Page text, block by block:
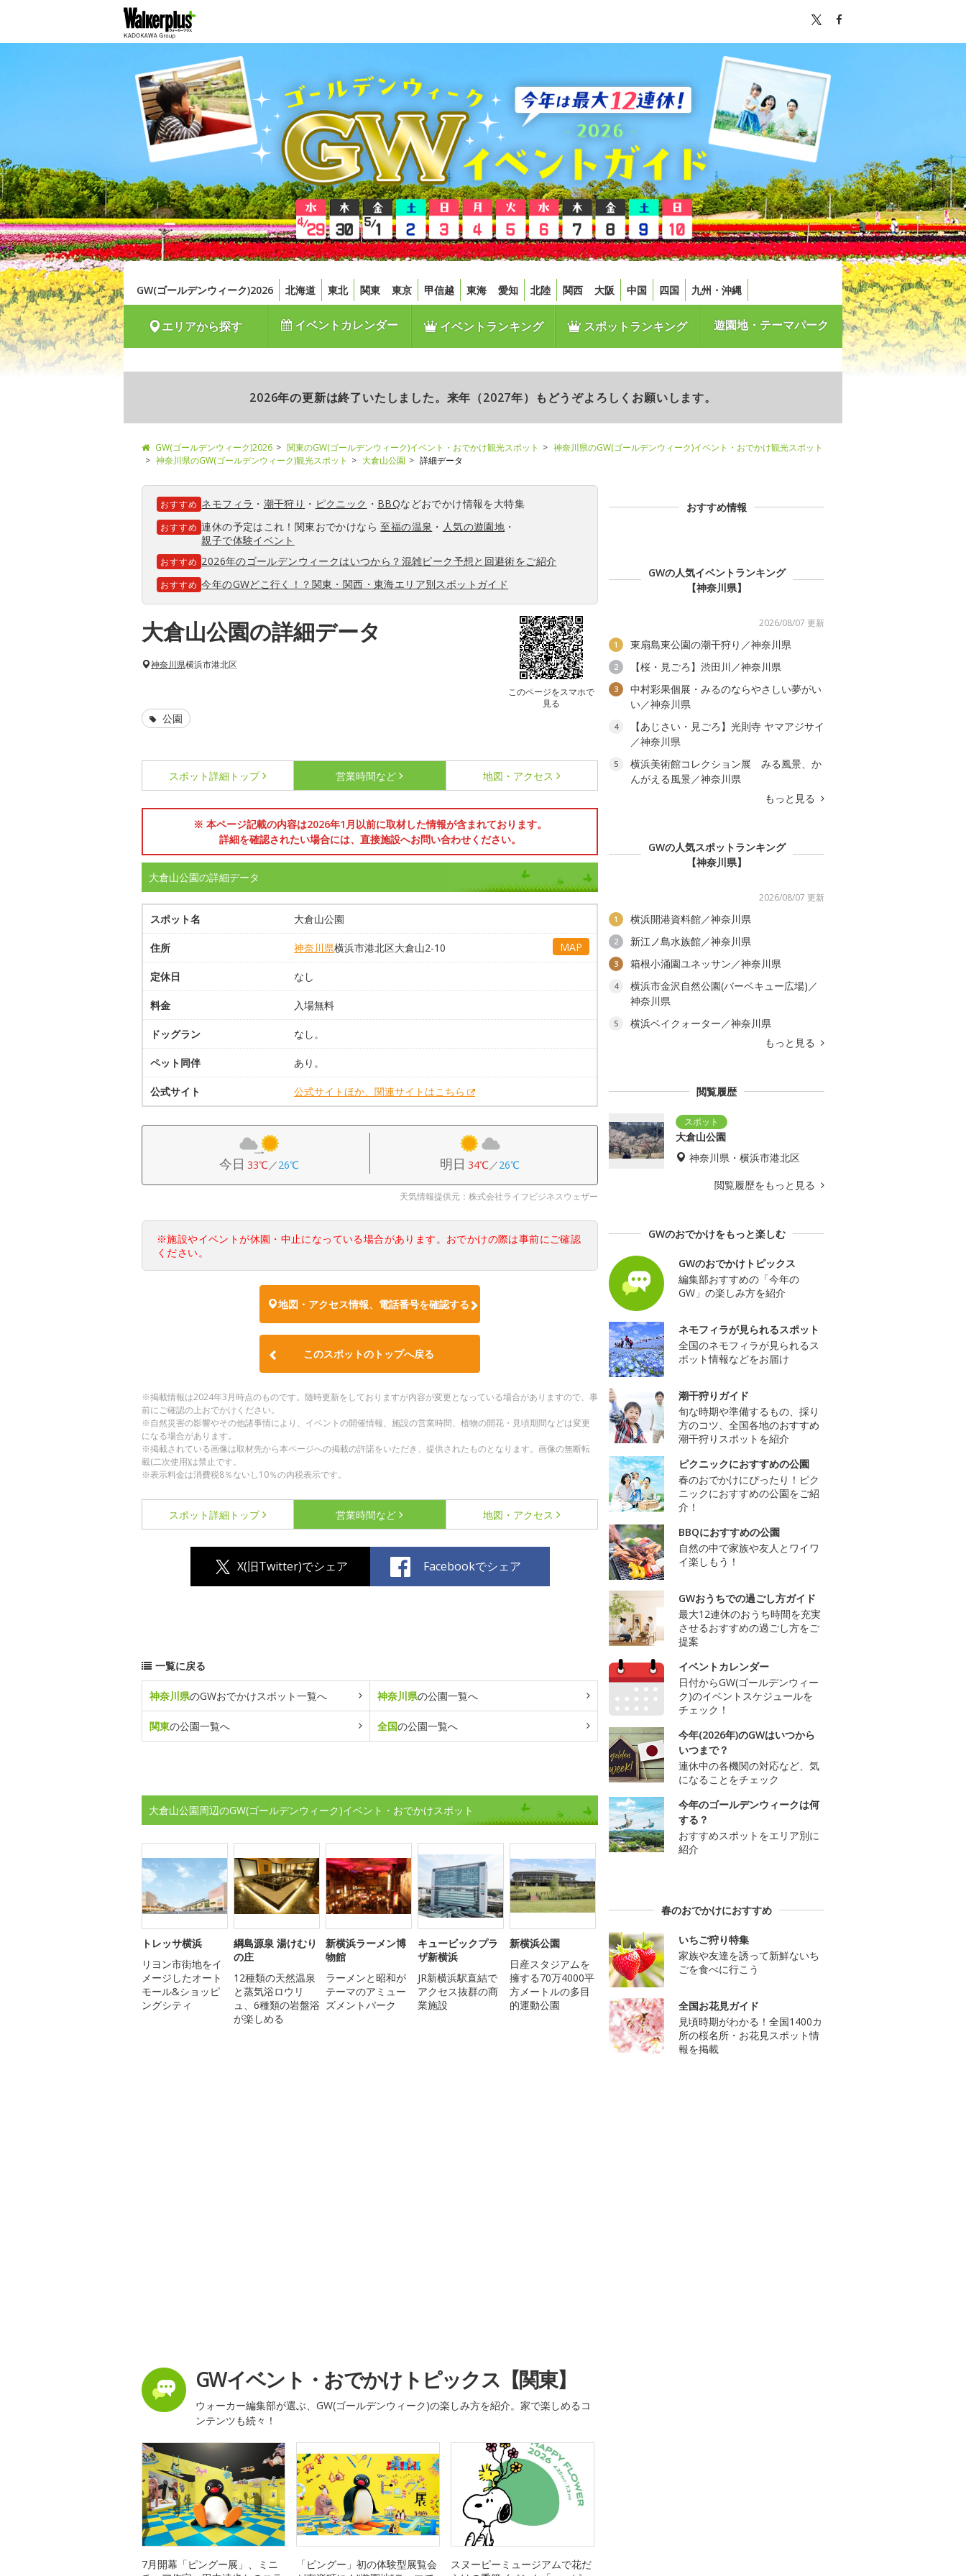
GW(ゴールデンウィーク)2026 北海道 東北 関東 東京 甲信越 東海 愛知 北陸 関西 大阪 中国 四国 九州・沖縄
エリアから探す イベントカレンダー イベントランキング スポットランキング 遊園地・テーマパーク
2026年の更新は終了いたしました。来年（2027年）もどうぞよろしくお願いします。
GW(ゴールデンウィーク)2026 関東のGW(ゴールデンウィーク)イベント・おでかけ観光スポット
神奈川県のGW(ゴールデンウィーク)イベント・おでかけ観光スポット
神奈川県のGW(ゴールデンウィーク)観光スポット
大倉山公園 詳細データ
おすすめ ネモフィラ ・ 潮干狩り ・ ピクニック ・ BBQなどおでかけ情報を大特集
おすすめ 連休の予定はこれ！関東おでかけなら至福の温泉 ・ 人気の遊園地 ・
親子で体験イベント
おすすめ 2026年のゴールデンウィークはいつから？混雑ピーク予想と回避術をご紹介
おすすめ 今年のGWどこ行く！？関東・関西・東海エリア別スポットガイド
大倉山公園の詳細データ
このページをスマホで
見る
神奈川県横浜市港北区
公園
スポット詳細 トップ 営業時間など 地図・アクセス
※ 本ページ記載の内容は2026年1月以前に取材した情報が含まれております。
詳細を確認されたい場合には、直接施設へお問い合わせください。
大倉山公園の詳細データ
スポット名 大倉山公園
住所 神奈川県横浜市港北区大倉山2-10 MAP
定休日 なし
料金 入場無料
ドッグラン なし。
ペット同伴 あり。
公式サイト 公式サイトほか、関連サイトはこちら
今日 33℃／26℃ 明日 34℃／26℃
天気情報提供元：株式会社ライフビジネスウェザー
※施設やイベントが休園・中止になっている場合があります。おでかけの際は事前にご確認
ください。
地図・アクセス情報、電話番号を確認する
このスポットのトップへ戻る
※掲載情報は2024年3月時点のものです。随時更新をしておりますが内容が変更となっている場合がありますので、事
前にご確認の上おでかけください。
※自然災害の影響やその他諸事情により、イベントの開催情報、施設の営業時間、植物の開花・見頃期間などは変更
になる場合があります。
※掲載されている画像は取材先から本ページへの掲載の許諾をいただき、提供されたものとなります。画像の無断転
載(二次使用)は禁止です。
※表示料金は消費税8％ないし10％の内税表示です。
スポット詳細 トップ 営業時間など 地図・アクセス
X(旧Twitter)でシェア Facebookでシェア
一覧に戻る
神奈川県のGWおでかけスポット一覧へ 神奈川県の公園一覧へ
関東の公園一覧へ 全国の公園一覧へ
大倉山公園周辺のGW(ゴールデンウィーク)イベント・おでかけスポット
トレッサ横浜
リヨン市街地をイ
メージしたオート
モール&ショッピ
ングシティ
綱島源泉 湯けむり
の庄
12種類の天然温泉
と蒸気浴ロウリ
ュ、6種類の岩盤浴
が楽しめる
新横浜ラーメン博
物館
ラーメンと昭和が
テーマのアミュー
ズメントパーク
キュービックプラ
ザ新横浜
JR新横浜駅直結で
アクセス抜群の商
業施設
新横浜公園
日産スタジアムを
擁する70万4000平
方メートルの多目
的運動公園
GWイベント・おでかけトピックス【関東】
ウォーカー編集部が選ぶ、GW(ゴールデンウィーク)の楽しみ方を紹介。家で楽しめるコ
ンテンツも続々！
7月開幕「ピングー展」、ミニ
「ピングー」初の体験型展覧会
スヌーピーミュージアムで花だ
おすすめ情報
GWの人気イベントランキング
【神奈川県】
2026/08/07 更新
1 東扇島東公園の潮干狩り／神奈川県
2 【桜・見ごろ】渋田川／神奈川県
3
中村彩果個展・みるのならやさしい夢がい
い／神奈川県
4
【あじさい・見ごろ】光則寺 ヤマアジサイ
／神奈川県
5
横浜美術館コレクション展 みる風景、か
んがえる風景／神奈川県
もっと見る
GWの人気スポットランキング
【神奈川県】
2026/08/07 更新
1 横浜開港資料館／神奈川県
2 新江ノ島水族館／神奈川県
3 箱根小涌園ユネッサン／神奈川県
4
横浜市金沢自然公園(バーベキュー広場)／
神奈川県
5
横浜ベイクォーター／神奈川県
もっと見る
閲覧履歴
大倉山公園
神奈川県・横浜市港北区
閲覧履歴をもっと見る
GWのおでかけをもっと楽しむ
GWのおでかけトピックス
編集部おすすめの「今年の
GW」の楽しみ方を紹介
ネモフィラが見られるスポット
全国のネモフィラが見られるス
ポット情報などをお届け
潮干狩りガイド
旬な時期や準備するもの、採り
方のコツ、全国各地のおすすめ
潮干狩りスポットを紹介
ピクニックにおすすめの公園
春のおでかけにぴったり！ピク
ニックにおすすめの公園をご紹
介！
BBQにおすすめの公園
自然の中で家族や友人とワイワ
イ楽しもう！
GWおうちでの過ごし方ガイド
最大12連休のおうち時間を充実
させるおすすめの過ごし方をご
提案
イベントカレンダー
日付からGW(ゴールデンウィー
ク)のイベントスケジュールを
チェック！
今年(2026年)のGWはいつから
いつまで？
連休中の各機関の対応など、気
になることをチェック
今年のゴールデンウィークは何
する？
おすすめスポットをエリア別に
紹介
春のおでかけにおすすめ
いちご狩り特集
家族や友達を誘って新鮮ないち
ごを食べに行こう
全国お花見ガイド
見頃時期がわかる！全国1400カ
所の桜名所・お花見スポット情
報を掲載